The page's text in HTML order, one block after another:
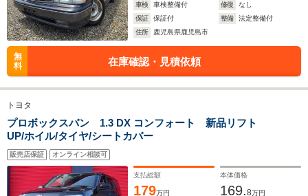
車検
車検整備付 修復
なし
保証
保証付 整備
法定整備付
住所
鹿児島県鹿児島市
無
料
在庫確認・見積依頼
トヨタ
プロボックスバン 1.3 DX コンフォート 新品リフト
UP/ホイル/タイヤ/シートカバー
販売店保証 オンライン相談可
支払総額
179万円
本体価格
169.8万円